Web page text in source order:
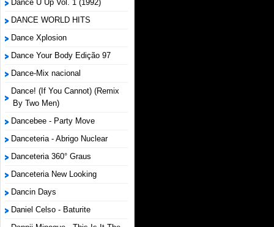
Dance U Up Vol. 1 (1992)
DANCE WORLD HITS
Dance Xplosion
Dance Your Body Edição 97
Dance-Mix nacional
Dance! (If You Cannot) (Remix
By Two Men)
Dancebee - Party Move
Danceteria - Abrigo Nuclear
Danceteria 360° Graus
Danceteria New Looking
Dancin Days
Daniel Celso - Baturite